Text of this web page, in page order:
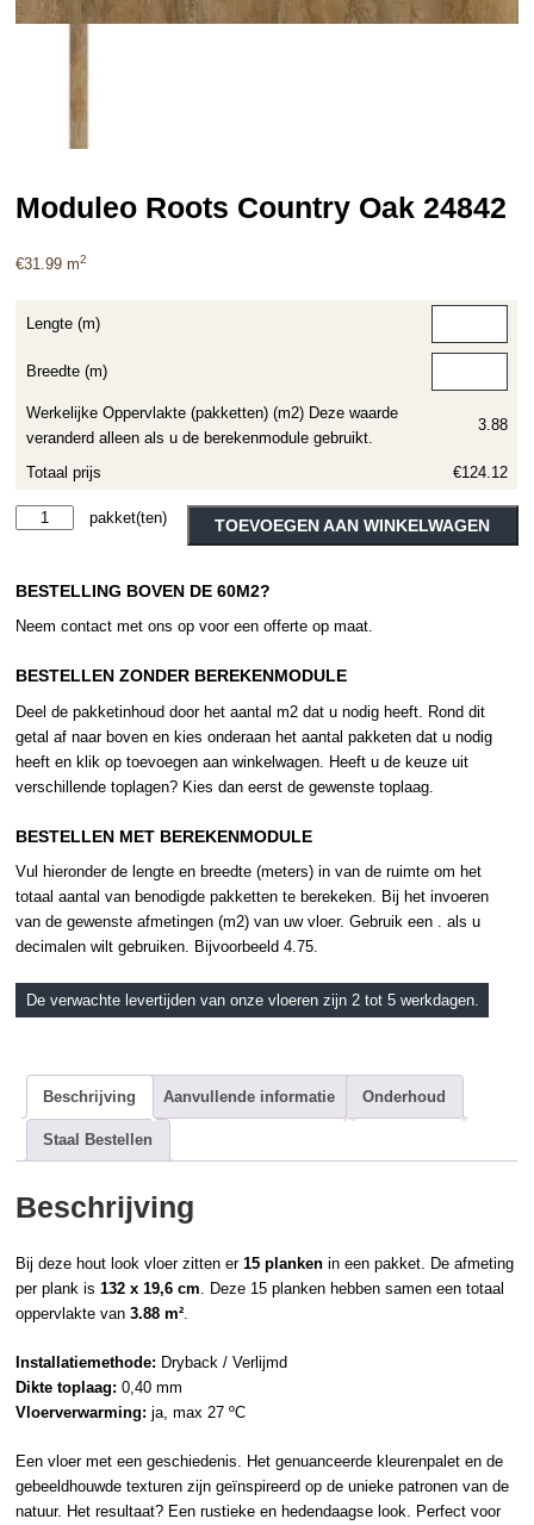
Moduleo Roots Country Oak 24842
€31.99 m2
Lengte (m)
Breedte (m)
Werkelijke Oppervlakte (pakketten) (m2) Deze waarde
veranderd alleen als u de berekenmodule gebruikt.
3.88
Totaal prijs €124.12
Moduleo
Oak
24842
TOEVOEGEN AAN WINKELWAGEN
Alternative:
BESTELLING BOVEN DE 60M2?
Neem contact met ons op voor een offerte op maat.
BESTELLEN ZONDER BEREKENMODULE
Deel de pakketinhoud door het aantal m2 dat u nodig heeft. Rond dit
getal af naar boven en kies onderaan het aantal pakketen dat u nodig
heeft en klik op toevoegen aan winkelwagen. Heeft u de keuze uit
verschillende toplagen? Kies dan eerst de gewenste toplaag.
BESTELLEN MET BEREKENMODULE
Vul hieronder de lengte en breedte (meters) in van de ruimte om het
totaal aantal van benodigde pakketten te berekeken. Bij het invoeren
van de gewenste afmetingen (m2) van uw vloer. Gebruik een . als u
decimalen wilt gebruiken. Bijvoorbeeld 4.75.
De verwachte levertijden van onze vloeren zijn 2 tot 5 werkdagen.
Beschrijving Aanvullende informatie Onderhoud
Staal Bestellen
Beschrijving
Bij deze hout look vloer zitten er15 planken in een pakket. De afmeting
per plank is 132 x 19,6 cm . Deze 15 planken hebben samen een totaal
oppervlakte van3.88 m²
Installatiemethode: Dryback / Verlijmd
Dikte toplaag: 0,40 mm
Vloerverwarming: ja, max 27 ºC
Een vloer met een geschiedenis. Het genuanceerde kleurenpalet en de
gebeeldhouwde texturen zijn geïnspireerd op de unieke patronen van de
natuur. Het resultaat? Een rustieke en hedendaagse look. Perfect voor